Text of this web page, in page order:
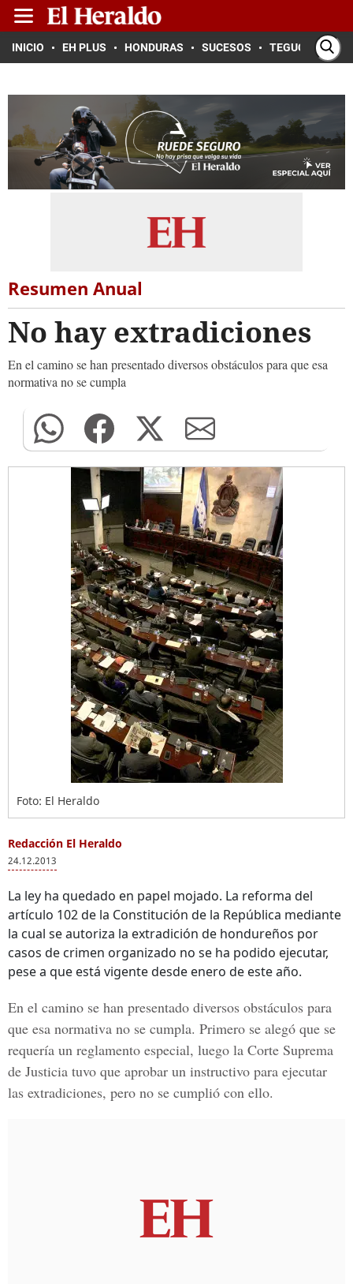
INICIO EH PLUS HONDURAS SUCESOS TEGUCIGALPA
Resumen Anual
No hay extradiciones
En el camino se han presentado diversos obstáculos para que esa
normativa no se cumpla
Foto: El Heraldo
Redacción El Heraldo
24.12.2013
La ley ha quedado en papel mojado. La reforma del
artículo 102 de la Constitución de la República mediante
la cual se autoriza la extradición de hondureños por
casos de crimen organizado no se ha podido ejecutar,
pese a que está vigente desde enero de este año.
En el camino se han presentado diversos obstáculos para
que esa normativa no se cumpla. Primero se alegó que se
requería un reglamento especial, luego la Corte Suprema
de Justicia tuvo que aprobar un instructivo para ejecutar
las extradiciones, pero no se cumplió con ello.